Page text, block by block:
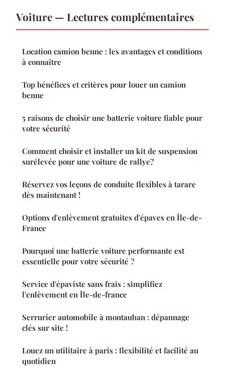
Voiture — Lectures complémentaires
Location camion benne : les avantages et conditions
à connaître
Top bénéfices et critères pour louer un camion
benne
5 raisons de choisir une batterie voiture fiable pour
votre sécurité
Comment choisir et installer un kit de suspension
surélevée pour une voiture de rallye?
Réservez vos leçons de conduite flexibles à tarare
dès maintenant !
Options d'enlèvement gratuites d'épaves en Île-de-
France
Pourquoi une batterie voiture performante est
essentielle pour votre sécurité ?
Service d'épaviste sans frais : simplifiez
l'enlèvement en Île-de-france
Serrurier automobile à montauban : dépannage
clés sur site !
Louez un utilitaire à paris : flexibilité et facilité au
quotidien